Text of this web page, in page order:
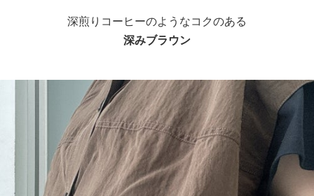
深煎りコーヒーのようなコクのある
深みブラウン